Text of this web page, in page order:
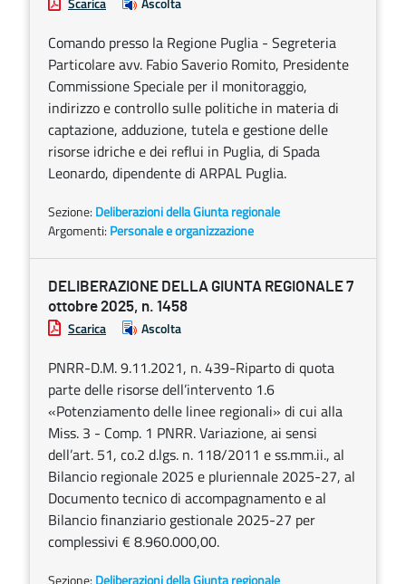
Comando presso la Regione Puglia - Segreteria
Particolare avv. Fabio Saverio Romito, Presidente
Commissione Speciale per il monitoraggio,
indirizzo e controllo sulle politiche in materia di
captazione, adduzione, tutela e gestione delle
risorse idriche e dei reflui in Puglia, di Spada
Leonardo, dipendente di ARPAL Puglia.
Sezione: Deliberazioni della Giunta regionale
Argomenti: Personale e organizzazione
DELIBERAZIONE DELLA GIUNTA REGIONALE 7
ottobre 2025, n. 1458
Scarica Ascolta
PNRR-D.M. 9.11.2021, n. 439-Riparto di quota
parte delle risorse dell’intervento 1.6
«Potenziamento delle linee regionali» di cui alla
Miss. 3 - Comp. 1 PNRR. Variazione, ai sensi
dell’art. 51, co.2 d.lgs. n. 118/2011 e ss.mm.ii., al
Bilancio regionale 2025 e pluriennale 2025-27, al
Documento tecnico di accompagnamento e al
Bilancio finanziario gestionale 2025-27 per
complessivi € 8.960.000,00.
Sezione: Deliberazioni della Giunta regionale